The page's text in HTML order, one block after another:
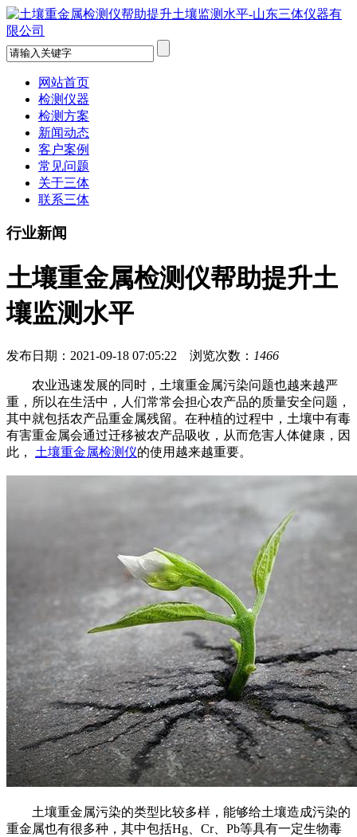
网站首页
检测仪器
检测方案
新闻动态
客户案例
常见问题
关于三体
联系三体
行业新闻
土壤重金属检测仪帮助提升土
壤监测水平
发布日期：2021-09-18 07:05:22 浏览次数： 1466
农业迅速发展的同时，土壤重金属污染问题也越来越严
重，所以在生活中，人们常常会担心农产品的质量安全问题，
其中就包括农产品重金属残留。在种植的过程中，土壤中有毒
有害重金属会通过迁移被农产品吸收，从而危害人体健康，因
此， 土壤重金属检测仪的使用越来越重要。
土壤重金属污染的类型比较多样，能够给土壤造成污染的
重金属也有很多种，其中包括Hg、Cr、Pb等具有一定生物毒